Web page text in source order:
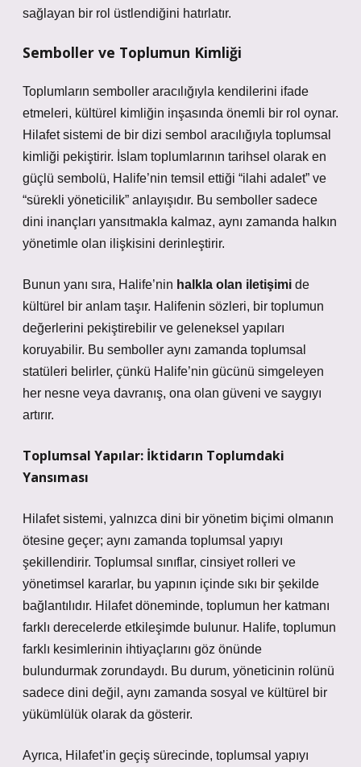
sağlayan bir rol üstlendiğini hatırlatır.
Semboller ve Toplumun Kimliği
Toplumların semboller aracılığıyla kendilerini ifade
etmeleri, kültürel kimliğin inşasında önemli bir rol oynar.
Hilafet sistemi de bir dizi sembol aracılığıyla toplumsal
kimliği pekiştirir. İslam toplumlarının tarihsel olarak en
güçlü sembolü, Halife’nin temsil ettiği “ilahi adalet” ve
“sürekli yöneticilik” anlayışıdır. Bu semboller sadece
dini inançları yansıtmakla kalmaz, aynı zamanda halkın
yönetimle olan ilişkisini derinleştirir.
Bunun yanı sıra, Halife’nin halkla olan iletişimi de
kültürel bir anlam taşır. Halifenin sözleri, bir toplumun
değerlerini pekiştirebilir ve geleneksel yapıları
koruyabilir. Bu semboller aynı zamanda toplumsal
statüleri belirler, çünkü Halife’nin gücünü simgeleyen
her nesne veya davranış, ona olan güveni ve saygıyı
artırır.
Toplumsal Yapılar: İktidarın Toplumdaki
Yansıması
Hilafet sistemi, yalnızca dini bir yönetim biçimi olmanın
ötesine geçer; aynı zamanda toplumsal yapıyı
şekillendirir. Toplumsal sınıflar, cinsiyet rolleri ve
yönetimsel kararlar, bu yapının içinde sıkı bir şekilde
bağlantılıdır. Hilafet döneminde, toplumun her katmanı
farklı derecelerde etkileşimde bulunur. Halife, toplumun
farklı kesimlerinin ihtiyaçlarını göz önünde
bulundurmak zorundaydı. Bu durum, yöneticinin rolünü
sadece dini değil, aynı zamanda sosyal ve kültürel bir
yükümlülük olarak da gösterir.
Ayrıca, Hilafet’in geçiş sürecinde, toplumsal yapıyı